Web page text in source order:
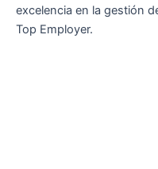
excelencia en la gestión
Top Employer.